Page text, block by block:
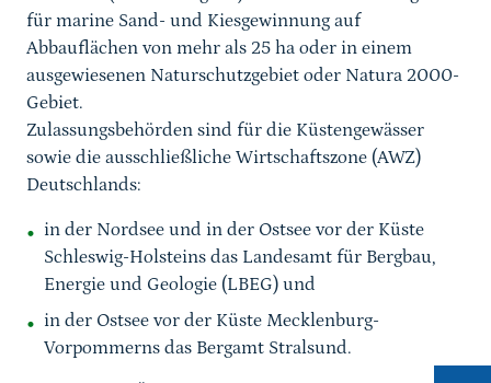
für marine Sand- und Kiesgewinnung auf
Abbauflächen von mehr als 25 ha oder in einem
ausgewiesenen Naturschutzgebiet oder Natura 2000-
Gebiet.
Zulassungsbehörden sind für die Küstengewässer
sowie die ausschließliche Wirtschaftszone (AWZ)
Deutschlands:
in der Nordsee und in der Ostsee vor der Küste
Schleswig-Holsteins das Landesamt für Bergbau,
Energie und Geologie (LBEG) und
in der Ostsee vor der Küste Mecklenburg-
Vorpommerns das Bergamt Stralsund.